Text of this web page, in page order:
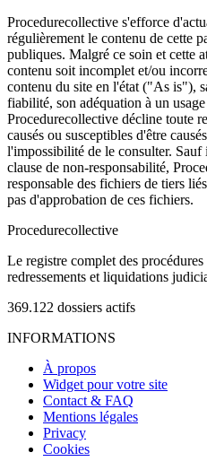
Procedurecollective s'efforce
régulièrement le contenu de cette
publiques. Malgré ce soin et cette
contenu soit incomplet et/ou
contenu du site en l'état ("As is"),
fiabilité, son adéquation à un
Procedurecollective décline toute
causés ou susceptibles d'être
l'impossibilité de le consulter.
clause de non-responsabilité,
responsable des fichiers de tiers
pas d'approbation de ces fichiers.
Procedurecollective
Le registre complet des
redressements et liquidations
369.122 dossiers actifs
INFORMATIONS
À propos
Widget pour votre site
Contact & FAQ
Mentions légales
Privacy
Cookies